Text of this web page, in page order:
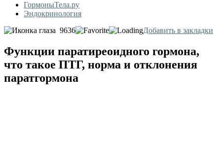
ГормоныТела.ру
Эндокринология
9636
Добавить в закладки
Функции паратиреоидного гормона,
что такое ПТГ, норма и отклонения
паратгормона